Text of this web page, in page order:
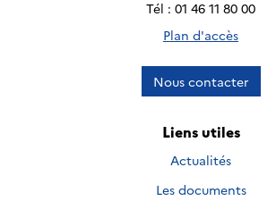
Tél : 01 46 11 80 00
Plan d'accès
Nous contacter
Liens utiles
Actualités
Les documents